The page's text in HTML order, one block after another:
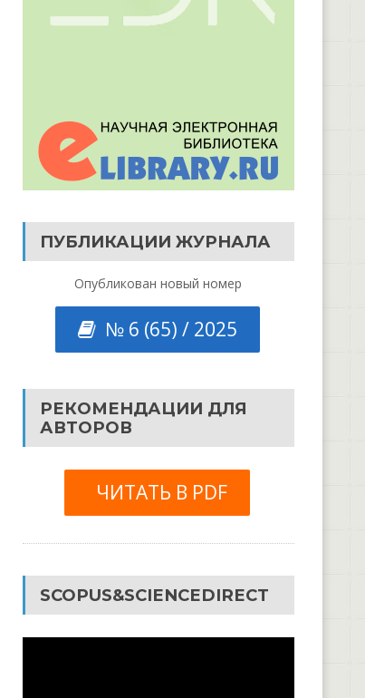
ПУБЛИКАЦИИ ЖУРНАЛА
Опубликован новый номер
№ 6 (65) / 2025
РЕКОМЕНДАЦИИ ДЛЯ
АВТОРОВ
ЧИТАТЬ В PDF
SCOPUS&SCIENCEDIRECT